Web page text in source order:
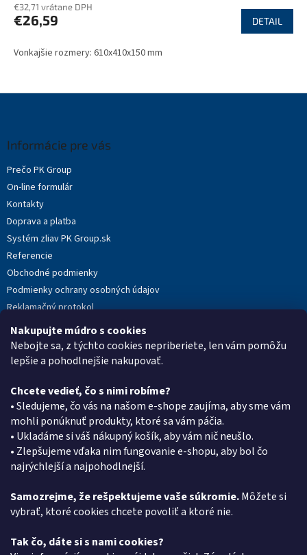
Nakupujte múdro s cookies
Nebojte sa, z týchto cookies nepriberiete, len vám pomôžu
lepšie a pohodlnejšie nakupovať.
Chcete vedieť, čo s nimi robíme?
• Sledujeme, čo vás na našom e-shope zaujíma, aby sme vám
mohli ponúknuť produkty, ktoré sa vám páčia.
• Ukladáme si váš nákupný košík, aby vám nič neušlo.
• Zlepšujeme vďaka nim fungovanie e-shopu, aby bol čo
najrýchlejší a najpohodlnejší.
Samozrejme, že rešpektujeme vaše súkromie.Môžete si
vybrať, ktoré cookies chcete povoliť a ktoré nie.
Tak čo, dáte si s nami cookies?
€32,71 vrátane DPH
€26,59 DETAIL
Vonkajšie rozmery: 610x410x150 mm
Informácie pre vás
Prečo PK Group
On-line formulár
Kontakty
Doprava a platba
Systém zliav PK Group.sk
Referencie
Obchodné podmienky
Podmienky ochrany osobných údajov
Reklamačný protokol
Novinky
Moja objednávka
Kontakt
eshop@pkgroup.sk
+420739079933
+420734621131
Vyhľadávanie
HĽADAŤ